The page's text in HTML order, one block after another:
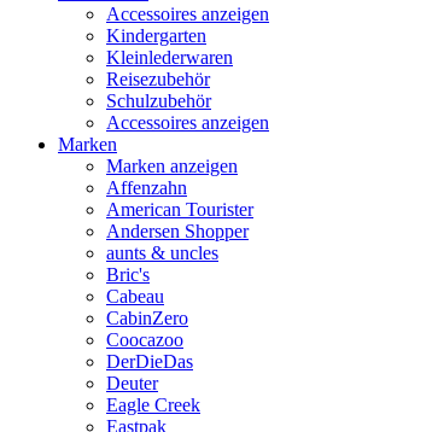
Accessoires anzeigen
Kindergarten
Kleinlederwaren
Reisezubehör
Schulzubehör
Accessoires anzeigen
Marken
Marken anzeigen
Affenzahn
American Tourister
Andersen Shopper
aunts & uncles
Bric's
Cabeau
CabinZero
Coocazoo
DerDieDas
Deuter
Eagle Creek
Eastpak